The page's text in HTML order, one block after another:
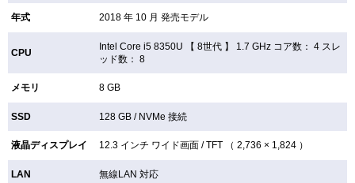
年式 2018 年 10 月 発売モデル
CPU
Intel Core i5 8350U 【8世代 】 1.7 GHz コア数： 4 スレ
ッド数： 8
メモリ 8 GB
SSD 128 GB / NVMe 接続
液晶ディスプレイ 12.3 インチ ワイド画面 /TFT （ 2,736 × 1,824 ）
LAN 無線LAN対応